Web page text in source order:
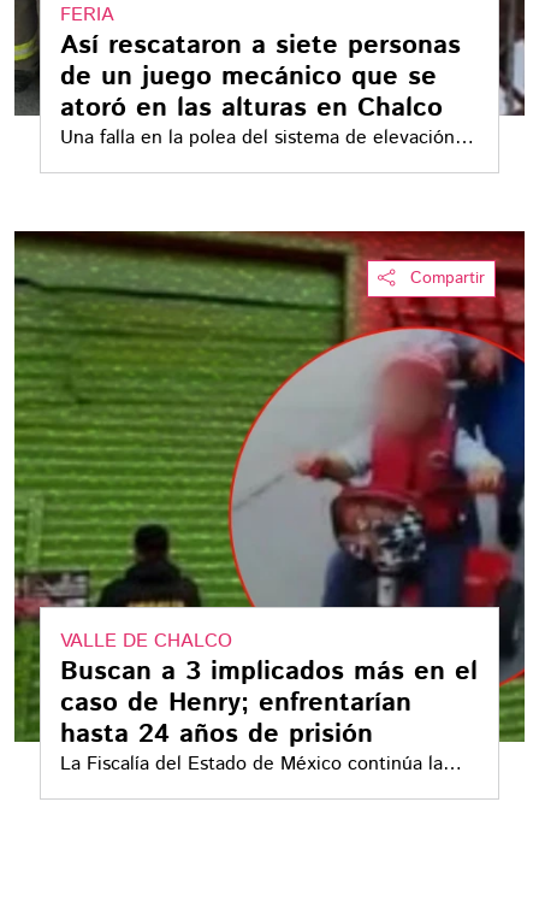
FERIA
Así rescataron a siete personas
de un juego mecánico que se
atoró en las alturas en Chalco
Una falla en la polea del sistema de elevación
detuvo la góndola cerca de la parte superior de
Compartir
VALLE DE CHALCO
Buscan a 3 implicados más en el
caso de Henry; enfrentarían
hasta 24 años de prisión
La Fiscalía del Estado de México continúa la
búsqueda de tres implicados más en el ataque